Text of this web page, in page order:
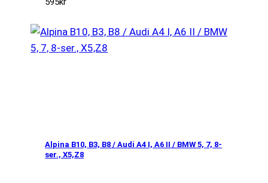
Alpina B10, B3, B8 / Audi A4 I, A6 II / BMW 5, 7, 8-
ser., X5,Z8